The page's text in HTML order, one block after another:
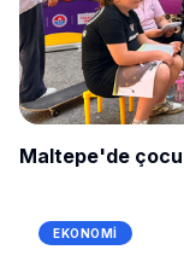
Maltepe'de
EKONOMI